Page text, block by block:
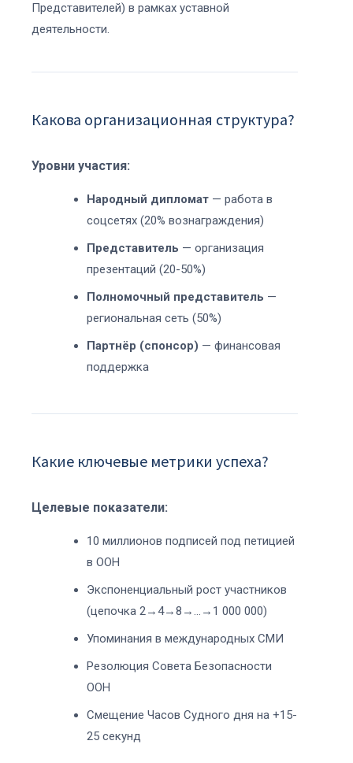
Представителей) в рамках уставной
деятельности.
Какова организационная структура?
Уровни участия:
Народный дипломат — работа в
соцсетях (20% вознаграждения)
Представитель — организация
презентаций (20-50%)
Полномочный представитель —
региональная сеть (50%)
Партнёр (спонсор) — финансовая
поддержка
Какие ключевые метрики успеха?
Целевые показатели:
10 миллионов подписей под петицией
в ООН
Экспоненциальный рост участников
(цепочка 2→4→8→…→1 000 000)
Упоминания в международных СМИ
Резолюция Совета Безопасности
ООН
Смещение Часов Судного дня на +15-
25 секунд